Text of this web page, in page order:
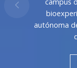
autónoma